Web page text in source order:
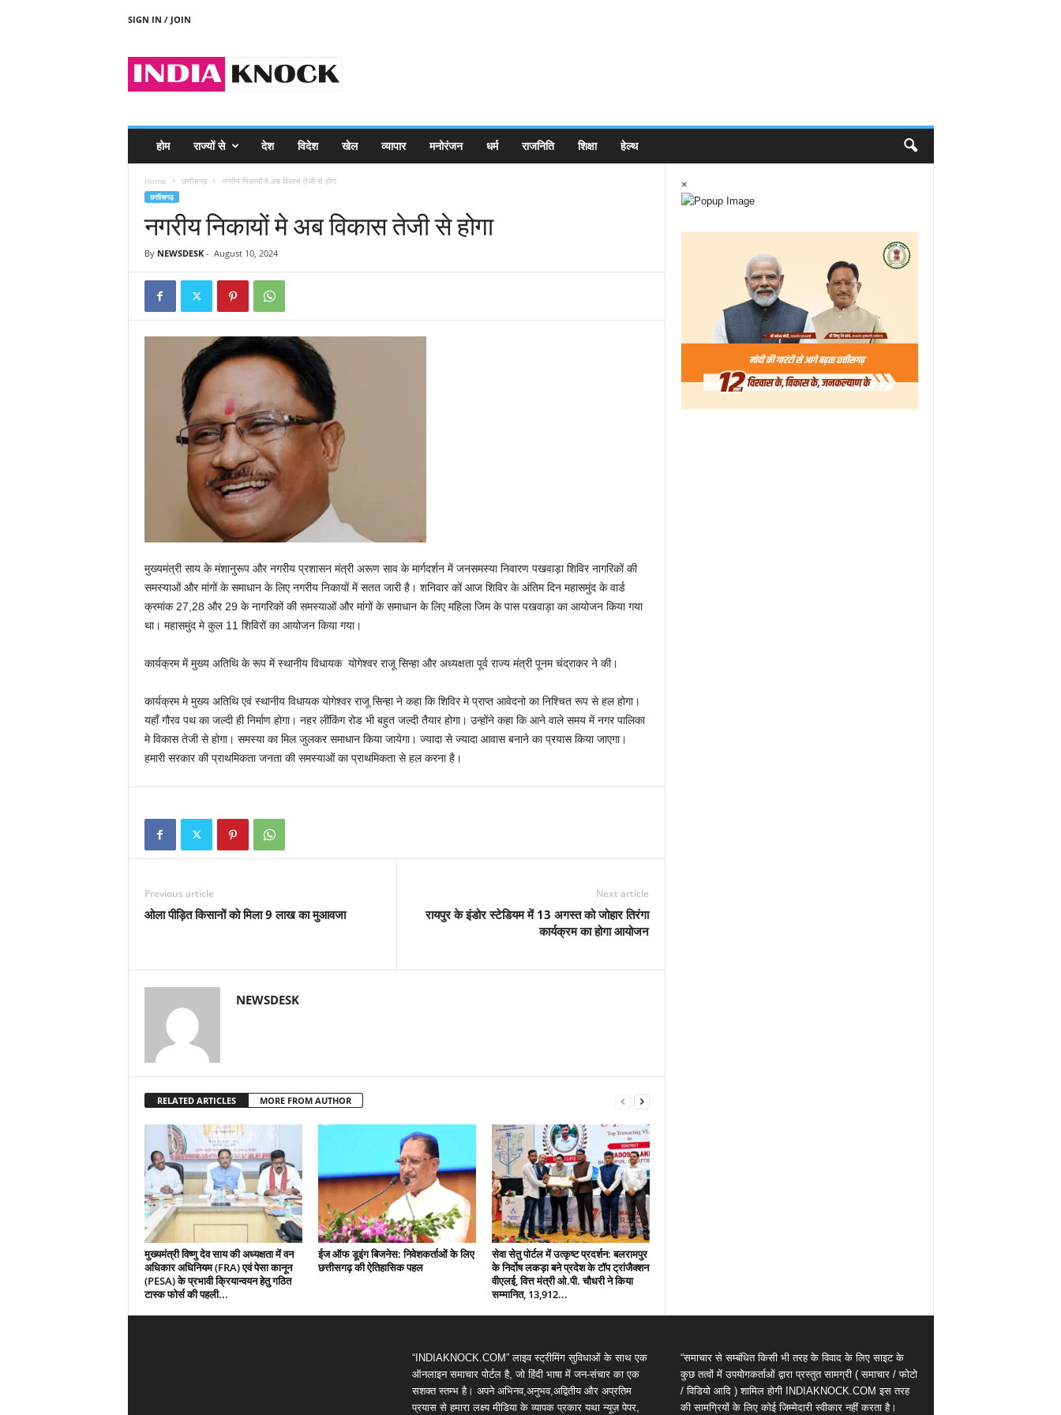
SIGN IN / JOIN
होम राज्यों से देश विदेश खेल व्यापार मनोरंजन धर्म राजनिति शिक्षा हेल्थ
Home छत्तीसगढ़ नगरीय निकायों मे अब विकास तेजी से होगा
छत्तीसगढ़
नगरीय निकायों मे अब विकास तेजी से होगा
By NEWSDESK- August 10, 2024
मुख्यमंत्री साय के मंशानुरूप और नगरीय प्रशासन मंत्री अरूण साव के मार्गदर्शन में जनसमस्या निवारण पखवाड़ा शिविर नागरिकों की
समस्याओं और मांगों के समाधान के लिए नगरीय निकायों में सतत जारी है। शनिवार कों आज शिविर के अंतिम दिन महासमुंद के वार्ड
क्रमांक 27,28 और 29 के नागरिकों की समस्याओं और मांगों के समाधान के लिए महिला जिम के पास पखवाड़ा का आयोजन किया गया
था। महासमुंद मे कुल 11 शिविरों का आयोजन किया गया।
कार्यक्रम में मुख्य अतिथि के रूप में स्थानीय विधायक योगेश्वर राजू सिन्हा और अध्यक्षता पूर्व राज्य मंत्री पूनम चंद्राकर ने की।
कार्यक्रम मे मुख्य अतिथि एवं स्थानीय विधायक योगेश्वर राजू सिन्हा ने कहा कि शिविर मे प्राप्त आवेदनो का निश्चित रूप से हल होगा।
यहाँ गौरव पथ का जल्दी ही निर्माण होगा। नहर लींकिंग रोड भी बहुत जल्दी तैयार होगा। उन्होंने कहा कि आने वाले समय में नगर पालिका
मे विकास तेजी से होगा। समस्या का मिल जुलकर समाधान किया जायेगा। ज्यादा से ज्यादा आवास बनाने का प्रयास किया जाएगा।
हमारी सरकार की प्राथमिकता जनता की समस्याओं का प्राथमिकता से हल करना है।
Previous article
ओला पीड़ित किसानों को मिला 9 लाख का मुआवजा
Next article
रायपुर के इंडोर स्टेडियम में 13 अगस्त को जोहार तिरंगा
कार्यक्रम का होगा आयोजन
NEWSDESK
RELATED ARTICLES MORE FROM AUTHOR
मुख्यमंत्री विष्णु देव साय की अध्यक्षता में वन
अधिकार अधिनियम (FRA) एवं पेसा कानून
(PESA) के प्रभावी क्रियान्वयन हेतु गठित
टास्क फोर्स की पहली...
ईज ऑफ डूइंग बिजनेस: निवेशकर्ताओं के लिए
छत्तीसगढ़ की ऐतिहासिक पहल
सेवा सेतु पोर्टल में उत्कृष्ट प्रदर्शन: बलरामपुर
के निर्दोष लकड़ा बने प्रदेश के टॉप ट्रांजैक्शन
वीएलई, वित्त मंत्री ओ.पी. चौधरी ने किया
सम्मानित, 13,912...
×
“INDIAKNOCK.COM” लाइव स्ट्रीमिंग सुविधाओं के साथ एक
ऑनलाइन समाचार पोर्टल है, जो हिंदी भाषा में जन-संचार का एक
सशक्त स्तम्भ है। अपने अभिनव,अनुभव,अद्वितीय और अप्रतिम
प्रयास से हमारा लक्ष्य मीडिया के व्यापक प्रकार यथा न्यूज़ पेपर,
“समाचार से सम्बंधित किसी भी तरह के विवाद के लिए साइट के
कुछ तत्वों में उपयोगकर्ताओं द्वारा प्रस्तुत सामग्री ( समाचार / फोटो
/ विडियो आदि ) शामिल होगी INDIAKNOCK.COM इस तरह
की सामग्रियों के लिए कोई जिम्मेदारी स्वीकार नहीं करता है।